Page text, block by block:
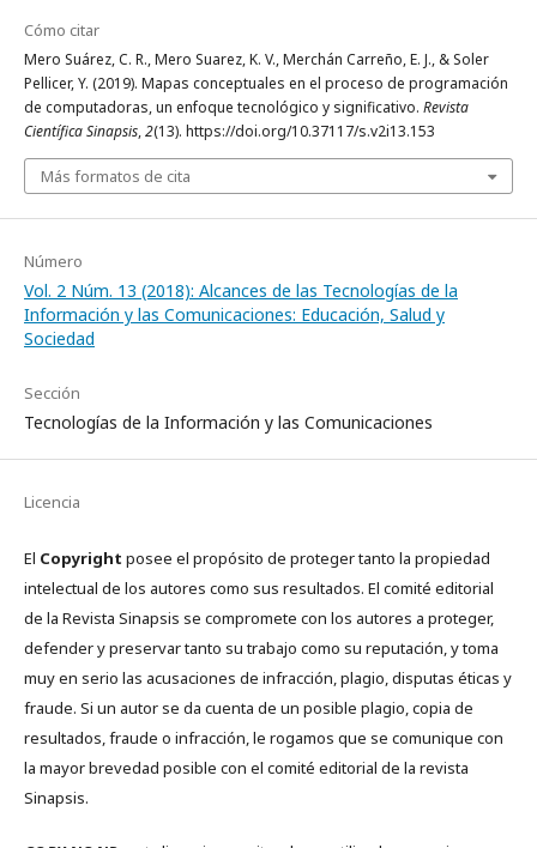
Cómo citar
Mero Suárez, C. R., Mero Suarez, K. V., Merchán Carreño, E. J., & Soler
Pellicer, Y. (2019). Mapas conceptuales en el proceso de programación
de computadoras, un enfoque tecnológico y significativo. Revista
Científica Sinapsis,2(13). https://doi.org/10.37117/s.v2i13.153
Más formatos de cita
Número
Vol. 2 Núm. 13 (2018): Alcances de las Tecnologías de la
Información y las Comunicaciones: Educación, Salud y
Sociedad
Sección
Tecnologías de la Información y las Comunicaciones
Licencia
El Copyright posee el propósito de proteger tanto la propiedad
intelectual de los autores como sus resultados. El comité editorial
de la Revista Sinapsis se compromete con los autores a proteger,
defender y preservar tanto su trabajo como su reputación, y toma
muy en serio las acusaciones de infracción, plagio, disputas éticas y
fraude. Si un autor se da cuenta de un posible plagio, copia de
resultados, fraude o infracción, le rogamos que se comunique con
la mayor brevedad posible con el comité editorial de la revista
Sinapsis.